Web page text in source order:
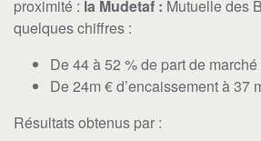
proximité : la Mudetaf : Mutuelle des
quelques chiffres :
De 44 à 52 % de part de
De 24m € d’encaissement à 37
Résultats obtenus par :